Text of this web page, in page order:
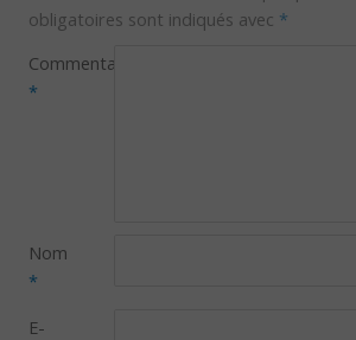
obligatoires sont indiqués avec *
Commentaire
*
Nom
*
E-